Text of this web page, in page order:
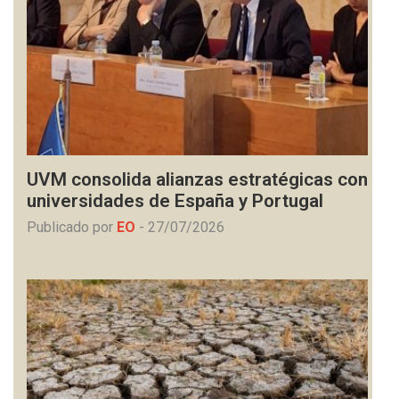
UVM consolida alianzas estratégicas con
universidades de España y Portugal
Publicado por EO - 27/07/2026